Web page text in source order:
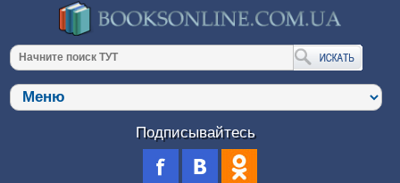
Подписывайтесь